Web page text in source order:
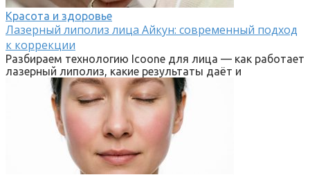
Красота и здоровье
Лазерный липолиз лица Айкун: современный подход
к коррекции
Разбираем технологию Icoone для лица — как работает
лазерный липолиз, какие результаты даёт и